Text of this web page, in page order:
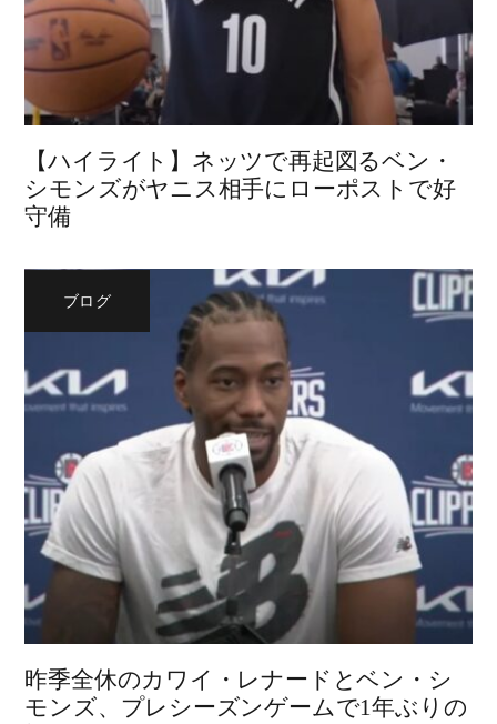
【ハイライト】ネッツで再起図るベン・
シモンズがヤニス相手にローポストで好
守備
ブログ
昨季全休のカワイ・レナードとベン・シ
モンズ、プレシーズンゲームで1年ぶりの